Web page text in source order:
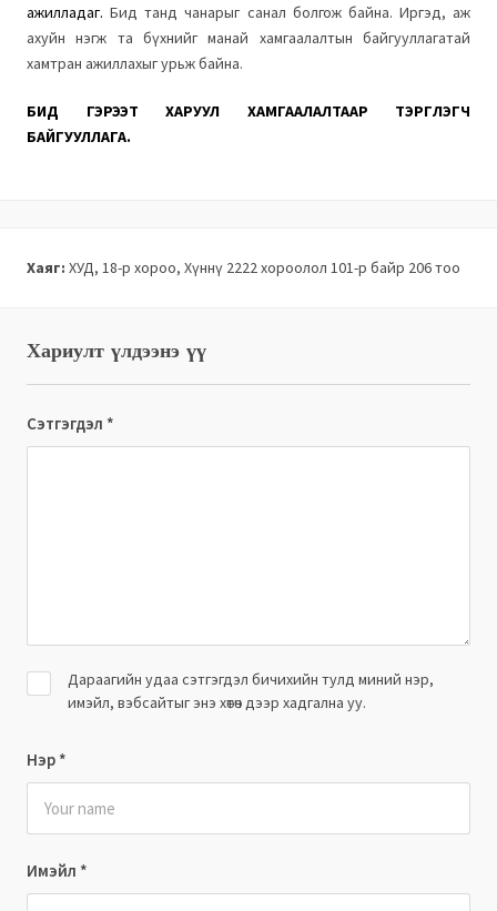
ажилладаг. Бид танд чанарыг санал болгож байна. Иргэд, аж
ахуйн нэгж та бүхнийг манай хамгаалалтын байгууллагатай
хамтран ажиллахыг урьж байна.
БИД ГЭРЭЭТ ХАРУУЛ ХАМГААЛАЛТААР ТЭРГҮҮЛЭГЧ
БАЙГУУЛЛАГА.
Хаяг: ХУД, 18-р хороо, Хүннү 2222 хороолол 101-р байр 206 тоо
Хариулт үлдээнэ үү
Сэтгэгдэл *
Нэр *
Имэйл *
Дараагийн удаа сэтгэгдэл бичихийн тулд миний нэр,
имэйл, вэбсайтыг энэ хөтөч дээр хадгална уу.